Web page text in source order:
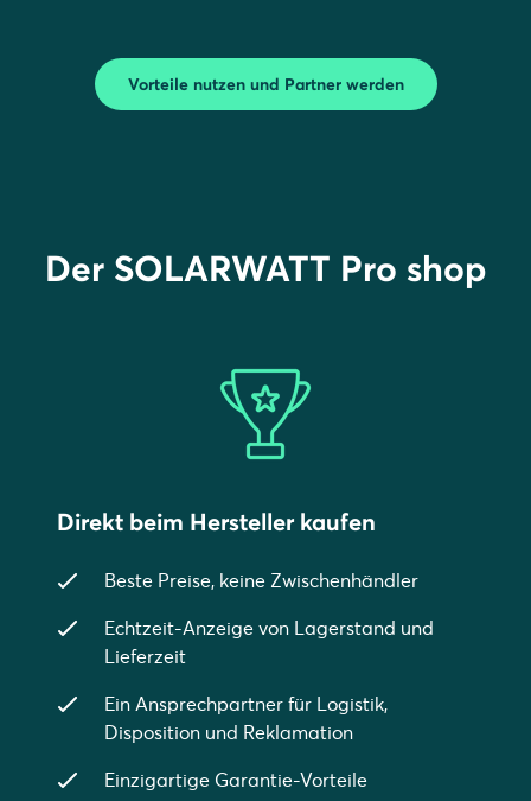
Vorteile nutzen und Partner werden
Der SOLARWATT Pro shop
Direkt beim Hersteller kaufen
Beste Preise, keine Zwischenhändler
Echtzeit-Anzeige von Lagerstand und
Lieferzeit
Ein Ansprechpartner für Logistik,
Disposition und Reklamation
Einzigartige Garantie-Vorteile